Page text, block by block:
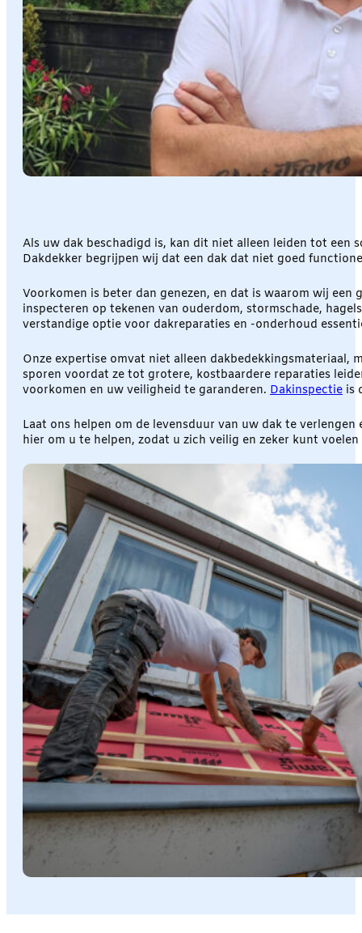
Als uw dak beschadigd is, kan dit niet alleen leiden tot
Dakdekker begrijpen wij dat een dak dat niet goed
Voorkomen is beter dan genezen, en dat is waarom wij
inspecteren op tekenen van ouderdom, stormschade,
verstandige optie voor dakreparaties en -onderhoud
Onze expertise omvat niet alleen
sporen voordat ze tot grotere, kostbaardere reparaties
voorkomen en uw veiligheid te garanderen. Dakinspectie is
Laat ons helpen om de levensduur van uw dak te
hier om u te helpen, zodat u zich veilig en zeker kunt